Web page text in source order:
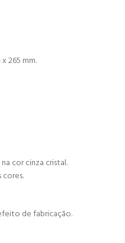
265 mm.
cor cinza cristal.
de fabricação.